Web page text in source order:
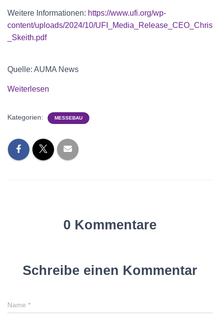
Weitere Informationen: https://www.ufi.org/wp-
content/uploads/2024/10/UFI_Media_Release_CEO_Chris
_Skeith.pdf
Quelle: AUMA News
Weiterlesen
Kategorien: MESSEBAU
0 Kommentare
Schreibe einen Kommentar
Name *